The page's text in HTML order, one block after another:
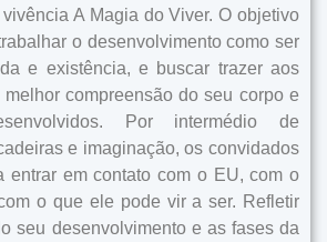
A Magia do Viver. O objetivo
o desenvolvimento como ser
e existência, e buscar trazer aos
compreensão do seu corpo e
Por intermédio de
e imaginação, os convidados
entrar em contato com o EU, com o
o que ele pode vir a ser. Refletir
seu desenvolvimento e as fases da